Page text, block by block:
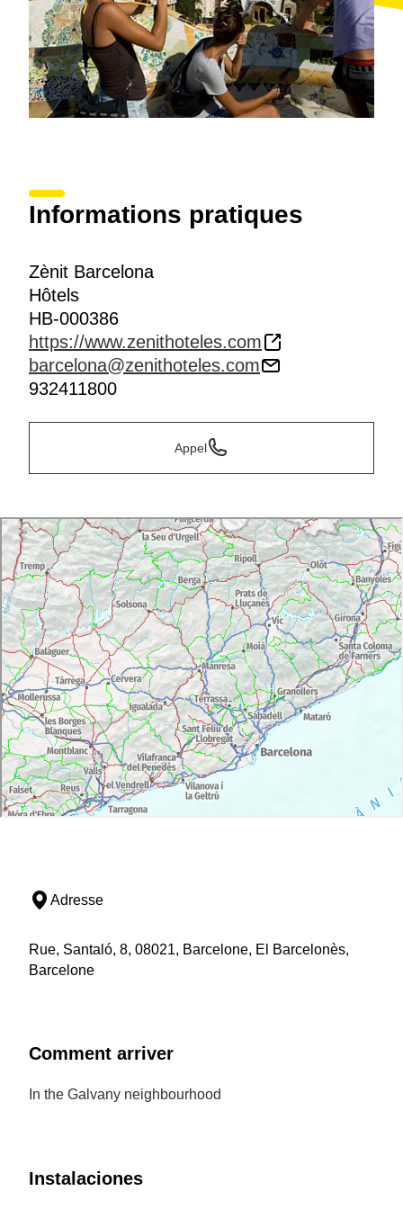
Lerestaurant Mediterráneafait honneur à son nom
et propose des mets de cette gastronomie sous la
perspective de lacuisine d’auteur .
Informations pratiques
Zènit Barcelona
Hôtels
HB-000386
https://www.zenithoteles.com
barcelona@zenithoteles.com
932411800
Appel
Adresse
Rue, Santaló, 8, 08021, Barcelone, El Barcelonès,
Barcelone
Comment arriver
In the Galvany neighbourhood
Instalaciones